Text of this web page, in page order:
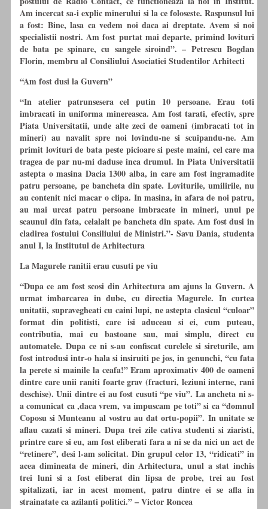
Am incercat sa-i explic minerului si la ce foloseste. Raspunsul lui
a fost: Bine, lasa ca vedem noi daca ai dreptate. Avem si noi
specialistii nostri. Am fost purtat mai departe, primind lovituri
de bata pe spinare,cu sangele siroind”. – Petrescu Bogdan
Florin, membru al Consiliului Asociatiei Studentilor Arhitecti
“Am fost dusi la Guvern”
“In atelier patrunsesera cel putin 10 persoane. Erau toti
imbracati in uniforma minereasca. Am fost tarati, efectiv, spre
Piata Universitatii, unde alte zeci de oameni (imbracati tot in
mineri) au navalit spre noi lovindu-ne si scuipandu-ne. Am
primit lovituri de bata peste picioare si peste maini, cel care ma
tragea de par nu-mi daduse inca drumul. In Piata Universitatii
astepta o masina Dacia 1300 alba, in care am fost ingramadite
patru persoane, pe bancheta din spate. Loviturile, umilirile, nu
au contenit nici macar o clipa. In masina, in afara de noi patru,
au mai urcat patru persoane imbracate in mineri, unul pe
scaunul din fata, celalalt pe bancheta din spate. Am fost dusi in
cladirea fostului Consiliului de Ministri.”- Savu Dania, studenta
anul I, la Institutul de Arhitectura
La Magurele ranitii erau cusuti pe viu
“Dupa ce am fost scosi din Arhitectura am ajuns la Guvern. A
urmat imbarcarea indube, cudirectia Magurele. In curtea
unitatii, supravegheaticu caini lupi, ne astepta clasicul “culoar”
format din politisti, care isi aduceau si ei, cum puteau,
contributia, maicu bastoane sau, mai simplu, direct cu
automatele. Dupa ce ni s-au confiscat curelele si sireturile, am
fost introdusi intr-o hala si insiruiti pe jos, in genunchi, “cufata
la perete si mainile la ceafa!” Eram aproximativ 400 de oameni
dintre care unii raniti foarte grav (fracturi, leziuni interne, rani
deschise). Unii dintre ei au fost cusuti “pe viu”. La ancheta ni s-
a comunicat ca ,daca vrem, va impuscam pe toti” si ca “domnul
Coposu si Munteanu al vostru au dat ortu-popii”. In unitate se
aflau cazati si mineri. Dupa trei zile cativa studenti si ziaristi,
printre care si eu, am fost eliberati fara a ni se da nici un act de
“retinere”, desi l-am solicitat. Din grupul celor 13, “ridicati” in
acea dimineata de mineri, din Arhitectura, unul a stat inchis
trei luni si a fost eliberat din lipsa de probe, trei au fost
spitalizati, iar in acest moment, patru dintre ei se afla in
strainatate ca azilanti politici.” –Victor Roncea